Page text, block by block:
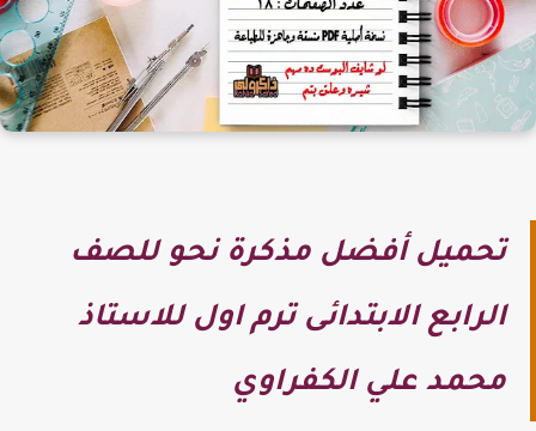
تحميل أفضل مذكرة نحو للصف
الرابع الابتدائى ترم اول للاستاذ
محمد علي الكفراوي